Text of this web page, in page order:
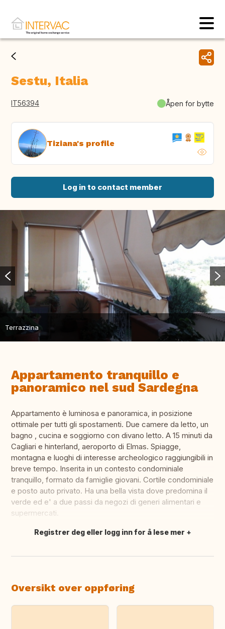
Sestu, Italia
IT56394 Åpen for bytte
Tiziana's profile
Log in to contact member
Terrazzina
Appartamento tranquillo e
panoramico nel sud Sardegna
Appartamento è luminosa e panoramica, in posizione
ottimale per tutti gli spostamenti. Due camere da letto, un
bagno , cucina e soggiorno con divano letto. A 15 minuti da
Cagliari e hinterland, aeroporto di Elmas. Spiagge,
montagna e luoghi di interesse archeologico raggiungibili in
breve tempo. Inserita in un contesto condominiale
tranquillo, formato da famiglie giovani. Cortile condominiale
e posto auto privato. Ha una bella vista dove predomina il
verde ed e' a due passi da negozi di generi alimentari e
supermercati.
Oversett dette
Registrer deg eller logg inn for å lese mer
Oversikt over oppføring